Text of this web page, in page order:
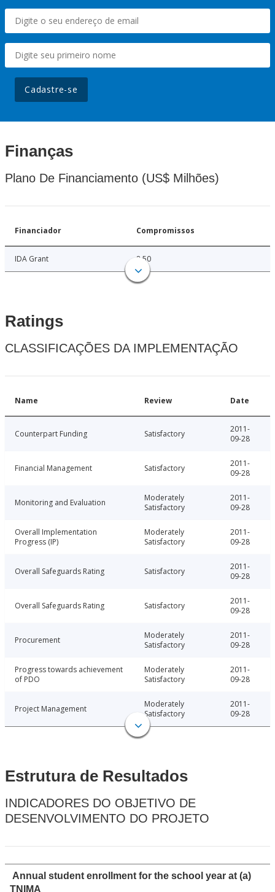
Cadastre-se
Finanças
Plano De Financiamento (US$ Milhões)
Financiador Compromissos
IDA Grant 8.50
Ratings
CLASSIFICAÇÕES DA IMPLEMENTAÇÃO
Name Review Date
Counterpart Funding Satisfactory
2011-
09-28
Financial Management Satisfactory
2011-
09-28
Monitoring and Evaluation
Moderately
Satisfactory
2011-
09-28
Overall Implementation
Progress (IP)
Moderately
Satisfactory
2011-
09-28
Overall Safeguards Rating Satisfactory
2011-
09-28
Overall Safeguards Rating Satisfactory
2011-
09-28
Procurement
Moderately
Satisfactory
2011-
09-28
Progress towards achievement
of PDO
Moderately
Satisfactory
2011-
09-28
Project Management
Moderately
Satisfactory
2011-
09-28
Estrutura de Resultados
INDICADORES DO OBJETIVO DE
DESENVOLVIMENTO DO PROJETO
Annual student enrollment for the school year at (a)
TNIMA